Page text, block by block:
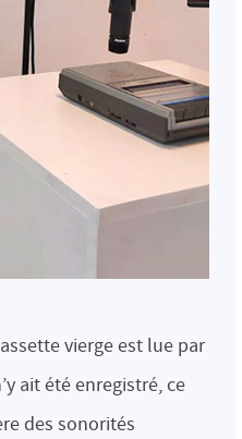
vierge est lue par
ait été enregistré, ce
des sonorités